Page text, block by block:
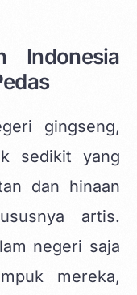
Indonesia
gingseng,
sedikit yang
dan hinaan
artis.
negeri saja
mereka,